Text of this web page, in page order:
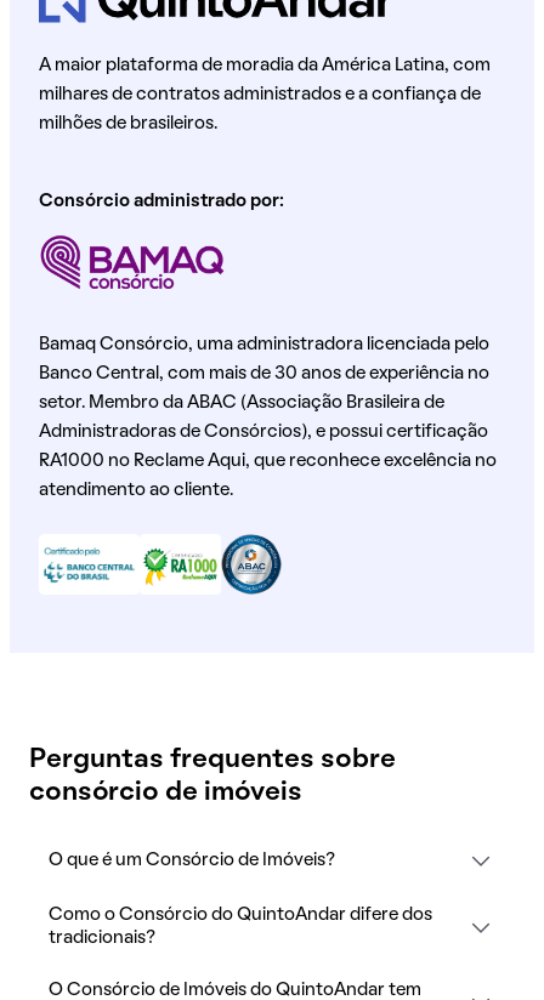
A maior plataforma de moradia da América Latina, com
milhares de contratos administrados e a confiança de
milhões de brasileiros.
Consórcio administrado por:
Bamaq Consórcio, uma administradora licenciada pelo
Banco Central, com mais de 30 anos de experiência no
setor. Membro da ABAC (Associação Brasileira de
Administradoras de Consórcios), e possui certificação
RA1000 no Reclame Aqui, que reconhece excelência no
atendimento ao cliente.
Perguntas frequentes sobre
consórcio de imóveis
O que é um Consórcio de Imóveis?
Como o Consórcio do QuintoAndar difere dos
tradicionais?
O Consórcio de Imóveis do QuintoAndar tem